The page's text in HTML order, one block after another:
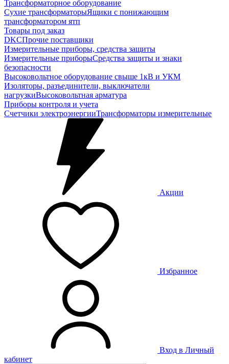
Трансформаторное оборудование
Сухие трансформаторыЯщики с понижающим
трансформатором ятп
Товары под заказ
DKCПрочие поставщики
Измерительные приборы, средства защиты
Измерительные приборыСредства защиты и знаки
безопасности
Высоковольтное оборудование свыше 1кВ и УКМ
Изоляторы, разъединители, выключатели
нагрузкиВысоковольтная арматура
Приборы контроля и учета
Счетчики электроэнергииТрансформаторы измерительные
Акции
Избранное
Вход в Личный
кабинет